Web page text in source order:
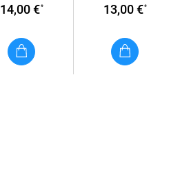
14,00 €* 13,00 €*